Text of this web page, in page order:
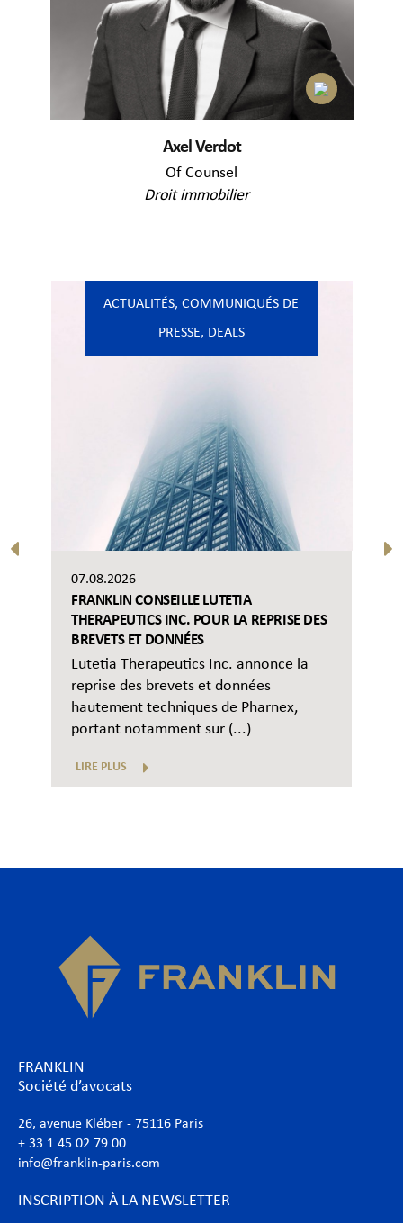
Axel Verdot
Of Counsel
Droit immobilier
ACTUALITÉS,COMMUNIQUÉS DE
PRESSE, DEALS
07.08.2026
FRANKLIN CONSEILLE LUTETIA
THERAPEUTICS INC. POUR LA REPRISE DES
BREVETS ET DONNÉES
Lutetia Therapeutics Inc. annonce la
reprise des brevets et données
hautement techniques de Pharnex,
portant notamment sur (...)
LIRE PLUS
FRANKLIN
Société d’avocats
26, avenue Kléber - 75116 Paris
+ 33 1 45 02 79 00
info@franklin-paris.com
INSCRIPTION À LA NEWSLETTER